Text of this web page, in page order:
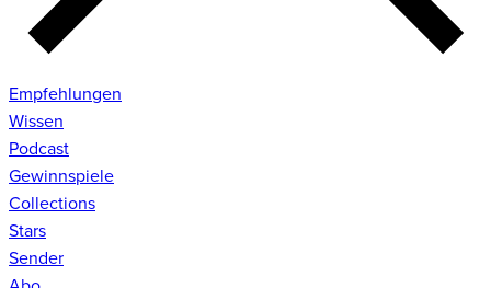
Empfehlungen
Wissen
Podcast
Gewinnspiele
Collections
Stars
Sender